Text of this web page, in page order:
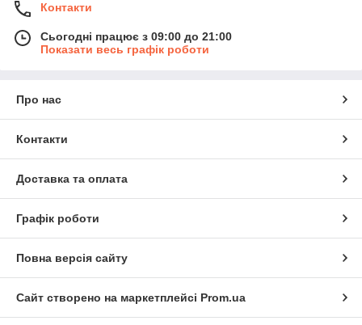
Контакти
Сьогодні працює з 09:00 до 21:00
Показати весь графік роботи
Про нас
Контакти
Доставка та оплата
Графік роботи
Повна версія сайту
Сайт створено на маркетплейсі Prom.ua